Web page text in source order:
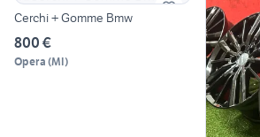
Cerchi + Gomme Bmw
800 €
Opera (MI)